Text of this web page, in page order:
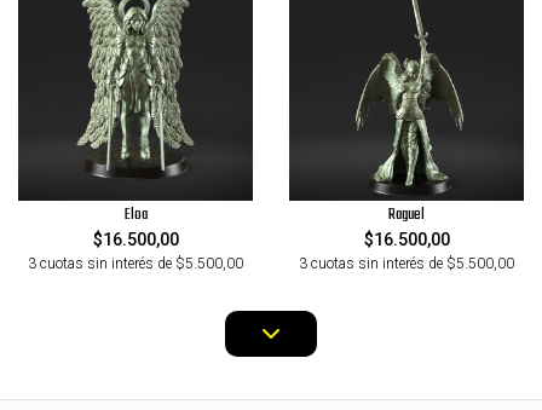
Eloa
$16.500,00
3 cuotas sin interés de $5.500,00
Raguel
$16.500,00
3 cuotas sin interés de $5.500,00